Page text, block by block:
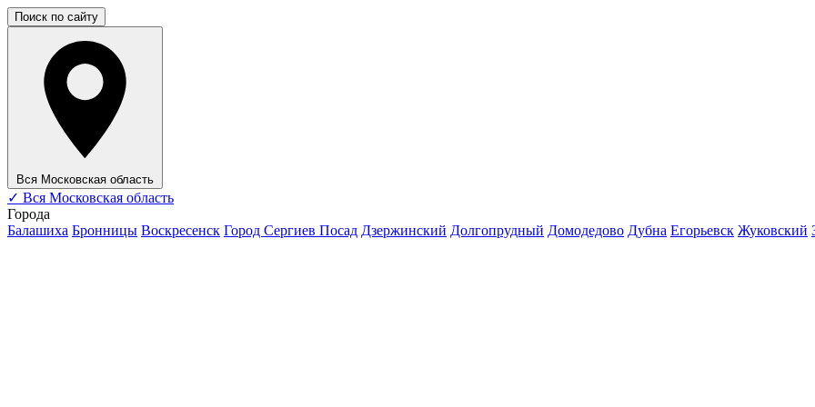
Поиск по сайту
Вся Московская область
✓ Вся Московская область
Города
Балашиха Бронницы Воскресенск Город Сергиев Посад Дзержинский Долгопрудный Домодедово Дубна Егорьевск Жуковский